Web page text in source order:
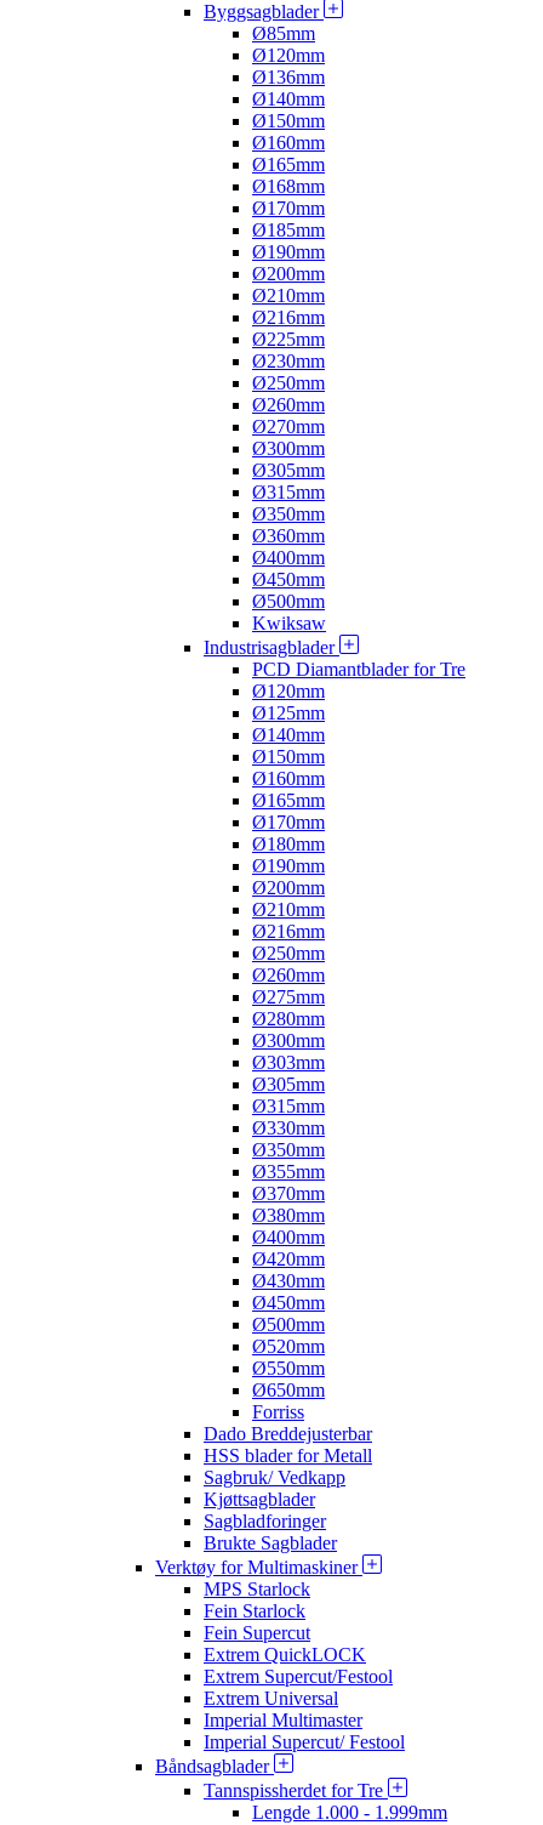
Byggsagblader
Ø85mm
Ø120mm
Ø136mm
Ø140mm
Ø150mm
Ø160mm
Ø165mm
Ø168mm
Ø170mm
Ø185mm
Ø190mm
Ø200mm
Ø210mm
Ø216mm
Ø225mm
Ø230mm
Ø250mm
Ø260mm
Ø270mm
Ø300mm
Ø305mm
Ø315mm
Ø350mm
Ø360mm
Ø400mm
Ø450mm
Ø500mm
Kwiksaw
Industrisagblader
PCD Diamantblader for Tre
Ø120mm
Ø125mm
Ø140mm
Ø150mm
Ø160mm
Ø165mm
Ø170mm
Ø180mm
Ø190mm
Ø200mm
Ø210mm
Ø216mm
Ø250mm
Ø260mm
Ø275mm
Ø280mm
Ø300mm
Ø303mm
Ø305mm
Ø315mm
Ø330mm
Ø350mm
Ø355mm
Ø370mm
Ø380mm
Ø400mm
Ø420mm
Ø430mm
Ø450mm
Ø500mm
Ø520mm
Ø550mm
Ø650mm
Forriss
Dado Breddejusterbar
HSS blader for Metall
Sagbruk/ Vedkapp
Kjøttsagblader
Sagbladforinger
Brukte Sagblader
Verktøy for Multimaskiner
MPS Starlock
Fein Starlock
Fein Supercut
Extrem QuickLOCK
Extrem Supercut/Festool
Extrem Universal
Imperial Multimaster
Imperial Supercut/ Festool
Båndsagblader
Tannspissherdet for Tre
Lengde 1.000 - 1.999mm